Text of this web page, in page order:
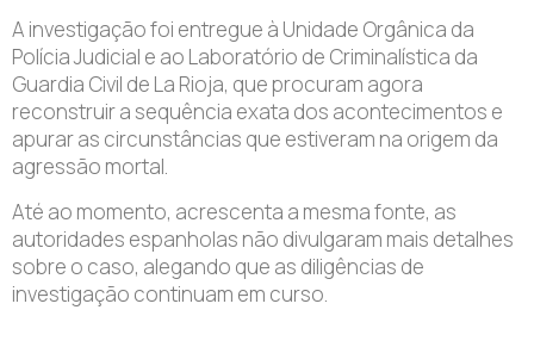
A investigação foi entregue à Unidade Orgânica da
Polícia Judicial e ao Laboratório de Criminalística da
Guardia Civil de La Rioja, que procuram agora
reconstruir a sequência exata dos acontecimentos e
apurar as circunstâncias que estiveram na origem da
agressão mortal.
Até ao momento, acrescenta a mesma fonte, as
autoridades espanholas não divulgaram mais detalhes
sobre o caso, alegando que as diligências de
investigação continuam em curso.